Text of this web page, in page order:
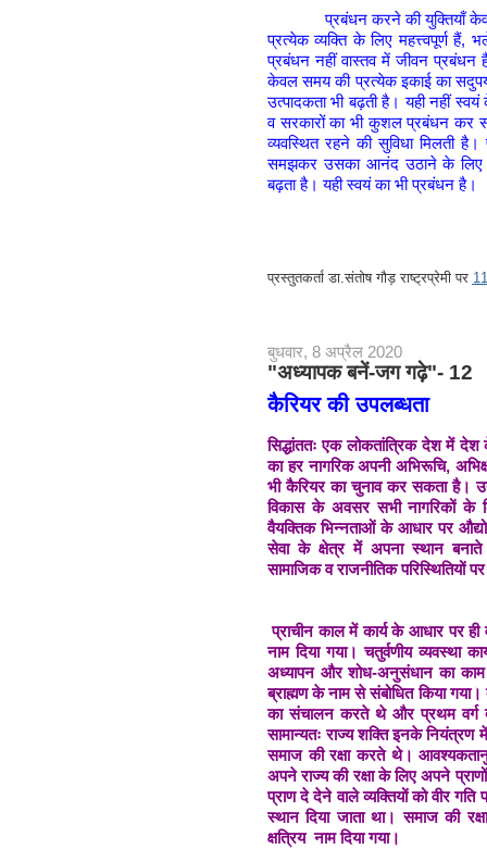
प्रबंधन करने की युक्तियाँ केवल
प्रत्येक व्यक्ति के लिए महत्त्वपूर्ण हैं,
प्रबंधन नहीं वास्तव में जीवन प्रबंधन
केवल समय की प्रत्येक इकाई का
उत्पादकता भी बढ़ती है। यही नहीं
व सरकारों का भी कुशल प्रबंधन कर
व्यवस्थित रहने की सुविधा मिलती
समझकर उसका आनंद उठाने के लिए
बढ़ता है। यही स्वयं का भी प्रबंधन है।
प्रस्तुतकर्ताडा.संतोष गौड़ राष्ट्रप्रेमी पर
बुधवार, 8 अप्रैल 2020
"अध्यापक बनें-जग गढ़े"- 12
कैरियर की उपलब्धता
सिद्धांततः एक लोकतांत्रिक देश में
का हर नागरिक अपनी अभिरूचि,
भी कैरियर का चुनाव कर सकता है।
विकास के अवसर सभी नागरिकों के
वैयक्तिक भिन्नताओं के आधार पर
सेवा के क्षेत्र में अपना स्थान बनाते
सामाजिक व राजनीतिक परिस्थितियों
प्राचीन काल में कार्य के आधार पर ही
नाम दिया गया। चतुर्वणीय व्यवस्था
अध्यापन और शोध-अनुसंधान का
ब्राह्मण के नाम से संबोधित किया गया।
का संचालन करते थे और प्रथम वर्ग
सामान्यतः राज्य शक्ति इनके
समाज की रक्षा करते थे।
अपने राज्य की रक्षा के लिए अपने
प्राण दे देने वाले व्यक्तियों को वीर
स्थान दिया जाता था। समाज की
क्षत्रिय नाम दिया गया।